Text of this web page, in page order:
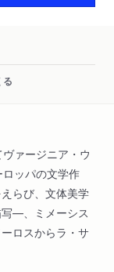
る
ヴァージニア・ウ
ロッパの文学作
らび、文体美学
―、ミメーシス
ロスからラ・サ